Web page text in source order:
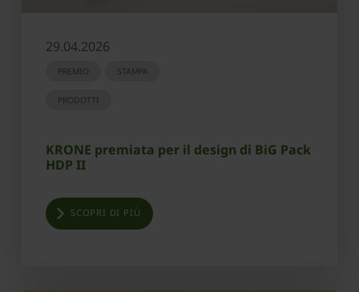
29.04.2026
PREMIO STAMPA
PRODOTTI
KRONE premiata per il design di BiG Pack
HDP II
SCOPRI DI PIÙ